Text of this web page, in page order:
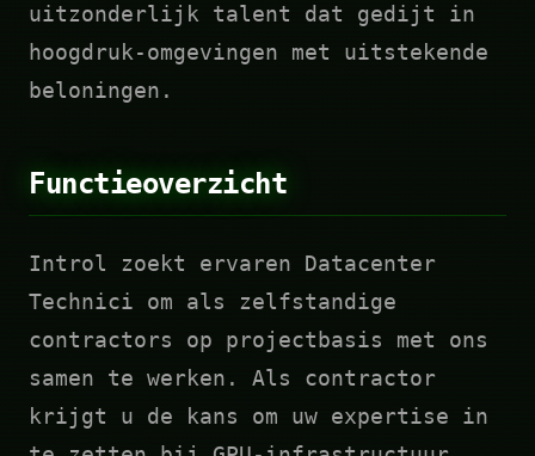
uitzonderlijk talent dat gedijt in
hoogdruk-omgevingen met uitstekende
beloningen.
Functieoverzicht
Introl zoekt ervaren Datacenter
Technici om als zelfstandige
contractors op projectbasis met ons
samen te werken. Als contractor
krijgt u de kans om uw expertise in